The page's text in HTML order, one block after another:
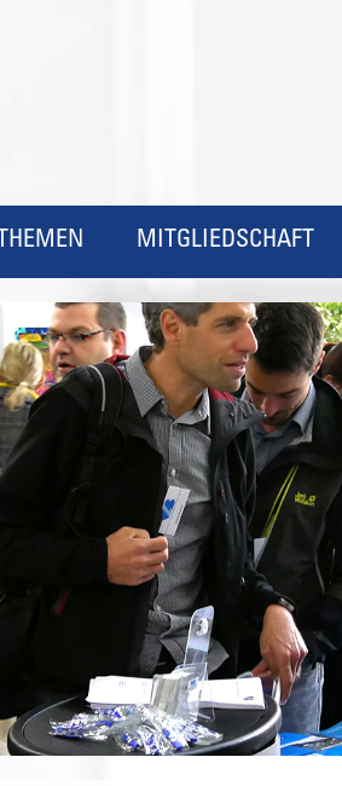
THEMEN MITGLIEDSCHAFT